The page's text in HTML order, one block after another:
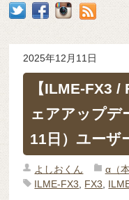
2025年12月11日
【ILME-FX3
ェアアップデ
11日）ユーザ
よしおくん α（
ILME-FX3
FX3